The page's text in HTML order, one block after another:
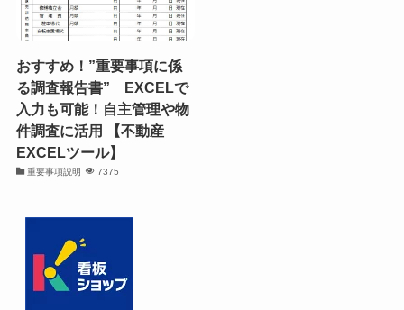
おすすめ！”重要事項に係
る調査報告書” EXCELで
入力も可能！自主管理や物
件調査に活用 【不動産
EXCELツール】
重要事項説明 7375